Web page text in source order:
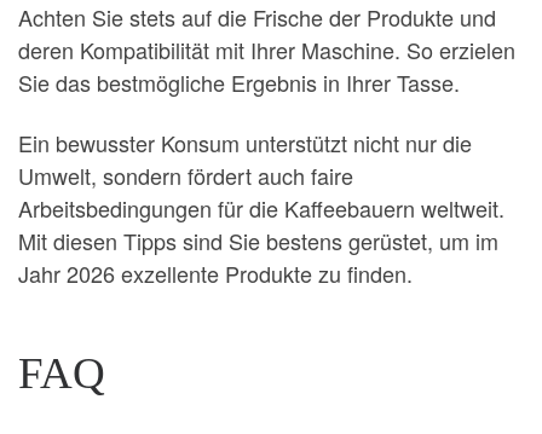
Achten Sie stets auf die Frische der Produkte und
deren Kompatibilität mit Ihrer Maschine. So erzielen
Sie das bestmögliche Ergebnis in Ihrer Tasse.
Ein bewusster Konsum unterstützt nicht nur die
Umwelt, sondern fördert auch faire
Arbeitsbedingungen für die Kaffeebauern weltweit.
Mit diesen Tipps sind Sie bestens gerüstet, um im
Jahr 2026 exzellente Produkte zu finden.
FAQ